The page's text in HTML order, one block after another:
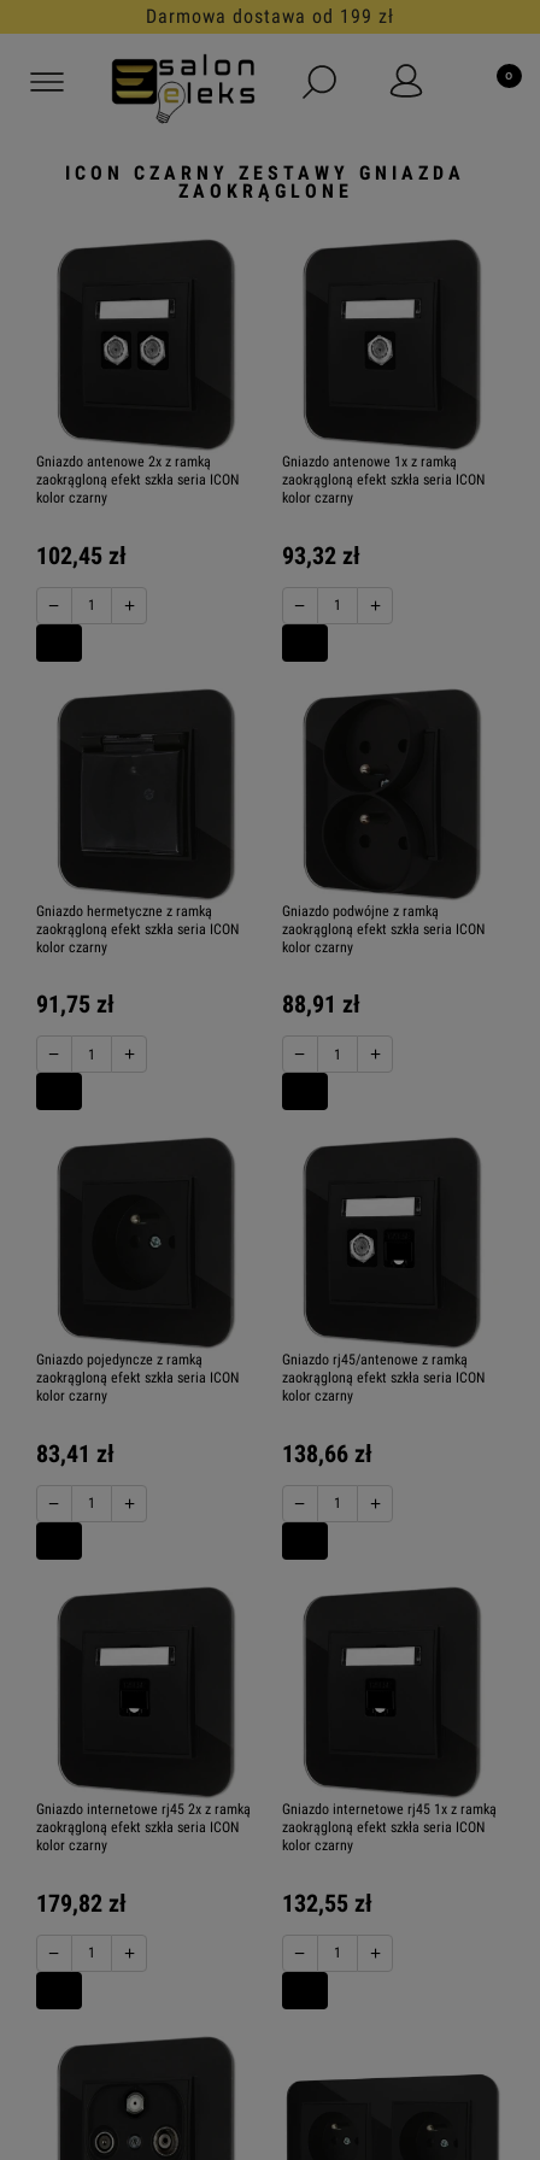
Darmowa dostawa od 199 zł
ICON CZARNY ZESTAWY GNIAZDA
ZAOKRĄGLONE
Gniazdo antenowe 2x z ramką
zaokrągloną efekt szkła seria ICON
kolor czarny
102,45 zł
− +
Gniazdo antenowe 1x z ramką
zaokrągloną efekt szkła seria ICON
kolor czarny
93,32 zł
− +
Gniazdo hermetyczne z ramką
zaokrągloną efekt szkła seria ICON
kolor czarny
91,75 zł
− +
Gniazdo podwójne z ramką
zaokrągloną efekt szkła seria ICON
kolor czarny
88,91 zł
− +
Gniazdo pojedyncze z ramką
zaokrągloną efekt szkła seria ICON
kolor czarny
83,41 zł
− +
Gniazdo rj45/antenowe z ramką
zaokrągloną efekt szkła seria ICON
kolor czarny
138,66 zł
− +
Gniazdo internetowe rj45 2x z ramką
zaokrągloną efekt szkła seria ICON
kolor czarny
179,82 zł
− +
Gniazdo internetowe rj45 1x z ramką
zaokrągloną efekt szkła seria ICON
kolor czarny
132,55 zł
− +